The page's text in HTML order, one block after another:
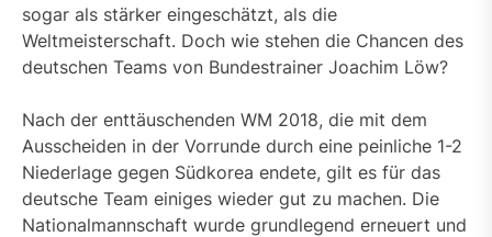
sogar als stärker eingeschätzt, als die
Weltmeisterschaft. Doch wie stehen die Chancen des
deutschen Teams von Bundestrainer Joachim Löw?
Nach der enttäuschenden WM 2018, die mit dem
Ausscheiden in der Vorrunde durch eine peinliche 1-2
Niederlage gegen Südkorea endete, gilt es für das
deutsche Team einiges wieder gut zu machen. Die
Nationalmannschaft wurde grundlegend erneuert und